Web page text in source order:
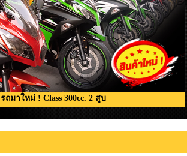
รถมาใหม่ ! Class 300cc. 2 สูบ